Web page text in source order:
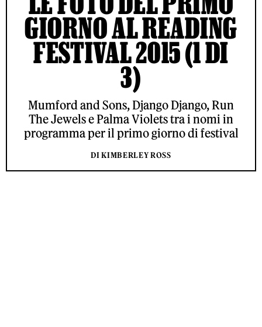
GIORNO AL READING
FESTIVAL 2015 (1 DI
3)
Mumford and Sons, Django Django, Run
The Jewels e Palma Violets tra i nomi in
programma per il primo giorno di festival
DI KIMBERLEY ROSS